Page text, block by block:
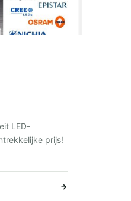
LED-
prijs!
→